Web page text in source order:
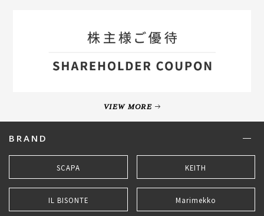
VIEW MORE
BRAND
SCAPA KEITH
IL BISONTE Marimekko